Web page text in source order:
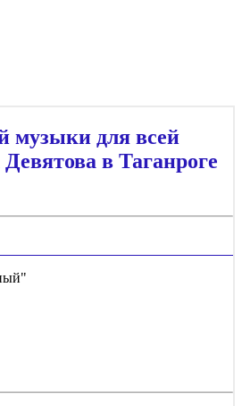
музыки для всей
в Таганроге